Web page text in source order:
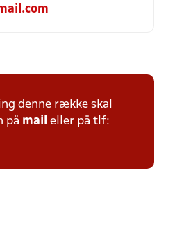
denne række skal
på mail eller på tlf: